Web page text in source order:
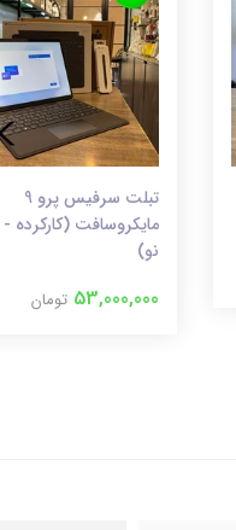
تبلت سرفیس پرو 9
مایکروسافت (کارکرده
نو)
53,000,000 تومان